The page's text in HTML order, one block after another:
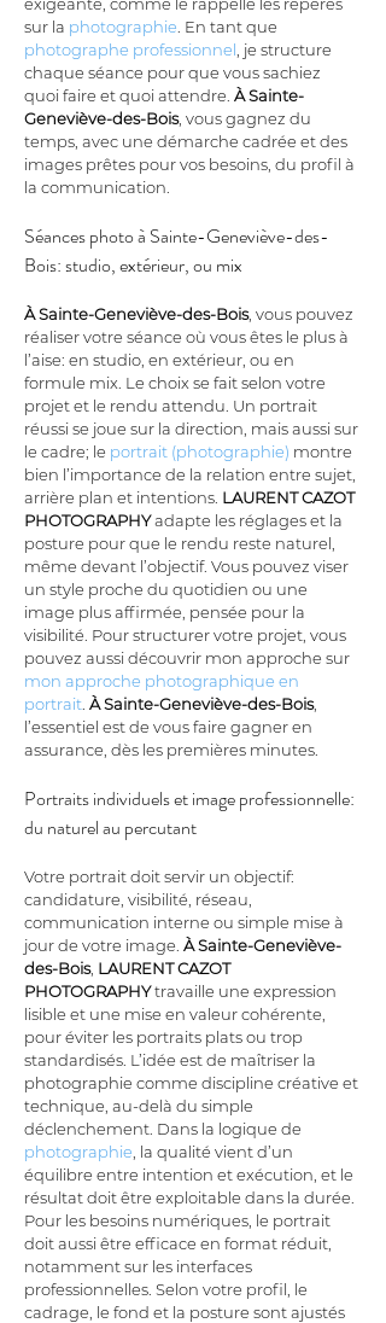
sur la photographie . En tant que
photographe professionnel , je structure
chaque séance pour que vous sachiez
quoi faire et quoi attendre. À Sainte-
Geneviève-des-Bois, vous gagnez du
temps, avec une démarche cadrée et des
images prêtes pour vos besoins, du profil à
la communication.
Séances photo à Sainte-Geneviève-des-
Bois: studio, extérieur, ou mix
À Sainte-Geneviève-des-Bois, vous pouvez
réaliser votre séance où vous êtes le plus à
l’aise: en studio, en extérieur, ou en
formule mix. Le choix se fait selon votre
projet et le rendu attendu. Un portrait
réussi se joue sur la direction, mais aussi sur
le cadre; le portrait (photographie) montre
bien l’importance de la relation entre sujet,
arrière plan et intentions. LAURENT CAZOT
PHOTOGRAPHY adapte les réglages et la
posture pour que le rendu reste naturel,
même devant l’objectif. Vous pouvez viser
un style proche du quotidien ou une
image plus affirmée, pensée pour la
visibilité. Pour structurer votre projet, vous
pouvez aussi découvrir mon approche sur
mon approche photographique en
portrait À Sainte-Geneviève-des-Bois,
l’essentiel est de vous faire gagner en
assurance, dès les premières minutes.
Portraits individuels et image professionnelle:
du naturel au percutant
Votre portrait doit servir un objectif:
candidature, visibilité, réseau,
communication interne ou simple mise à
jour de votre image. À Sainte-Geneviève-
des-Bois, LAURENT CAZOT
PHOTOGRAPHY travaille une expression
lisible et une mise en valeur cohérente,
pour éviter les portraits plats ou trop
standardisés. L’idée est de maîtriser la
photographie comme discipline créative et
technique, au-delà du simple
déclenchement. Dans la logique de
photographie , la qualité vient d’un
équilibre entre intention et exécution, et le
résultat doit être exploitable dans la durée.
Pour les besoins numériques, le portrait
doit aussi être efficace en format réduit,
notamment sur les interfaces
professionnelles. Selon votre profil, le
cadrage, le fond et la posture sont ajustés